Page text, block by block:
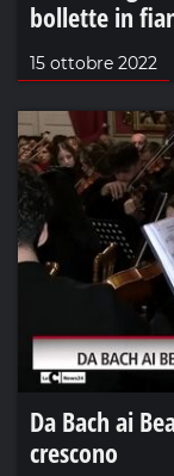
bollette in
15 ottobre 2022
Da Bach ai
crescono